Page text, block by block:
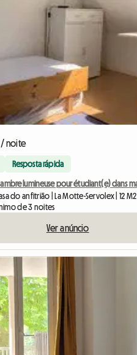
noite
Resposta rápida
do anfitrião | La Motte-Servolex | 12 M2
de 3 noites
Ver anúncio